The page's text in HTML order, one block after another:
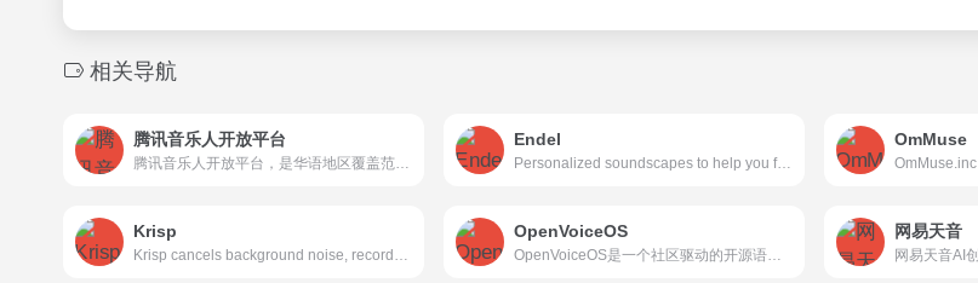
相关导航
腾讯音乐人开放平台 Endel
Personalized soundscapes to help you focus, relax, and sleep. Backed by neuroscience.
OmMuse
OmMuse.inc
Krisp OpenVoiceOS 网易天音